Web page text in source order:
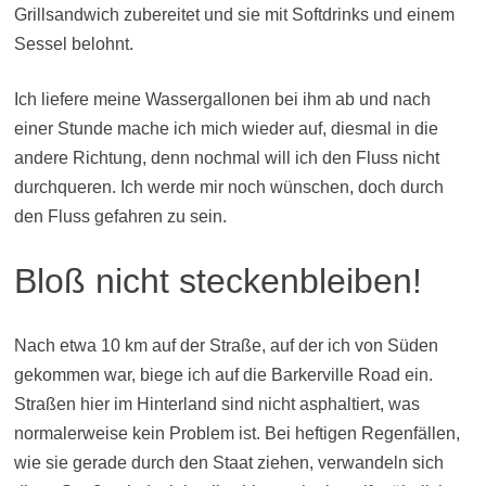
Grillsandwich zubereitet und sie mit Softdrinks und einem
Sessel belohnt.
Ich liefere meine Wassergallonen bei ihm ab und nach
einer Stunde mache ich mich wieder auf, diesmal in die
andere Richtung, denn nochmal will ich den Fluss nicht
durchqueren. Ich werde mir noch wünschen, doch durch
den Fluss gefahren zu sein.
Bloß nicht steckenbleiben!
Nach etwa 10 km auf der Straße, auf der ich von Süden
gekommen war, biege ich auf die Barkerville Road ein.
Straßen hier im Hinterland sind nicht asphaltiert, was
normalerweise kein Problem ist. Bei heftigen Regenfällen,
wie sie gerade durch den Staat ziehen, verwandeln sich